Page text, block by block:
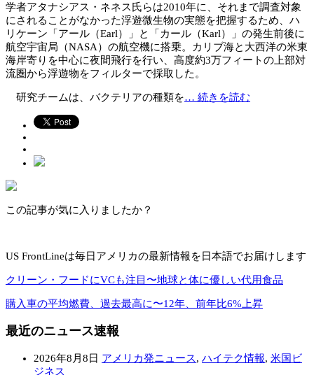
学者アタナシアス・ネネス氏らは2010年に、それまで調査対象
にされることがなかった浮遊微生物の実態を把握するため、ハ
リケーン「アール（Earl）」と「カール（Karl）」の発生前後に
航空宇宙局（NASA）の航空機に搭乗。カリブ海と大西洋の米東
海岸寄りを中心に夜間飛行を行い、高度約3万フィートの上部対
流圏から浮遊物をフィルターで採取した。
研究チームは、バクテリアの種類を… 続きを読む
この記事が気に入りましたか？
US FrontLineは毎日アメリカの最新情報を日本語でお届けします
クリーン・フードにVCも注目〜地球と体に優しい代用食品
購入車の平均燃費、過去最高に〜12年、前年比6%上昇
最近のニュース速報
2026年8月8日 アメリカ発ニュース, ハイテク情報, 米国ビ
ジネス